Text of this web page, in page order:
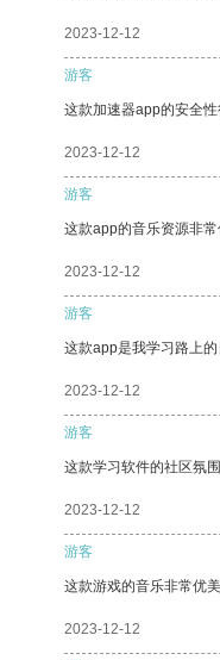
2023-12-12
游客
这款加速器app的安全
2023-12-12
游客
这款app的音乐资源非常
2023-12-12
游客
这款app是我学习路上
2023-12-12
游客
这款学习软件的社区氛
2023-12-12
游客
这款游戏的音乐非常优
2023-12-12